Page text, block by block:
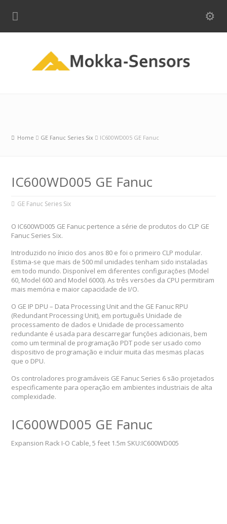
Home GE Fanuc Series Six IC600WD005 GE Fanuc
IC600WD005 GE Fanuc
GE Fanuc Series Six
O IC600WD005 GE Fanuc pertence a série de produtos do CLP GE
Fanuc Series Six.
Introduzido no ínicio dos anos 80 e foi o primeiro CLP modular.
Estima-se que mais de 500 mil unidades tenham sido instaladas
em todo mundo. Disponível em diferentes configurações (Model
60, Model 600 and Model 6000). As três versões da CPU permitiram
mais memória e maior capacidade de I/O.
O GE IP DPU – Data Processing Unit and the GE Fanuc RPU
(Redundant Processing Unit), em português Unidade de
processamento de dados e Unidade de processamento
redundante é usada para descarregar funções adicionais, bem
como um terminal de programação PDT pode ser usado como
dispositivo de programação e incluir muita das mesmas placas
que o DPU.
Os controladores programáveis GE Fanuc Series 6 são projetados
especificamente para operação em ambientes industriais de alta
complexidade.
IC600WD005 GE Fanuc
Expansion Rack I-O Cable, 5 feet 1.5m SKU:IC600WD005